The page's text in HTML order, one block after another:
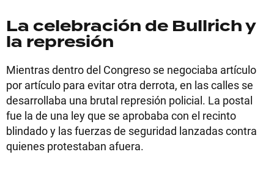
La celebración de Bullrich y
la represión
Mientras dentro del Congreso se negociaba artículo
por artículo para evitar otra derrota, en las calles se
desarrollaba una brutal represión policial. La postal
fue la de una ley que se aprobaba con el recinto
blindado y las fuerzas de seguridad lanzadas contra
quienes protestaban afuera.